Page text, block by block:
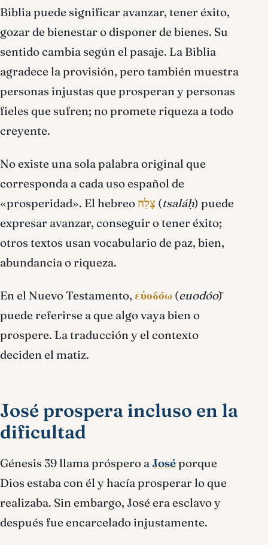
Biblia puede significar avanzar, tener éxito,
gozar de bienestar o disponer de bienes. Su
sentido cambia según el pasaje. La Biblia
agradece la provisión, pero también muestra
personas injustas que prosperan y personas
fieles que sufren; no promete riqueza a todo
creyente.
No existe una sola palabra original que
corresponda a cada uso español de
«prosperidad». El hebreo צָלַח (tsaláḥ) puede
expresar avanzar, conseguir o tener éxito;
otros textos usan vocabulario de paz, bien,
abundancia o riqueza.
En el Nuevo Testamento, εὐοδόω (euodóō)
puede referirse a que algo vaya bien o
prospere. La traducción y el contexto
deciden el matiz.
José prospera incluso en la
dificultad
Génesis 39 llama próspero aJoséporque
Dios estaba con él y hacía prosperar lo que
realizaba. Sin embargo, José era esclavo y
después fue encarcelado injustamente.